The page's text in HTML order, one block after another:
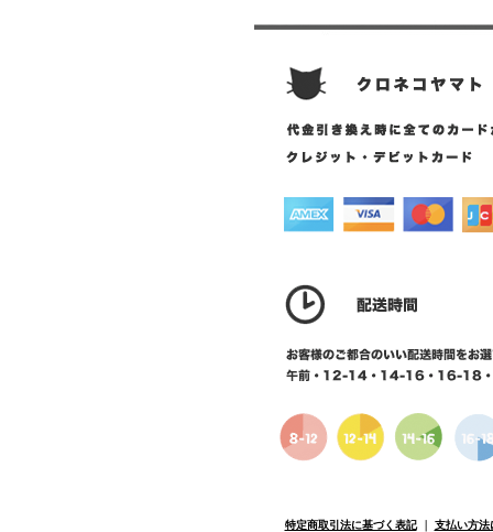
特定商取引法に基づく表記｜ 支払い方法